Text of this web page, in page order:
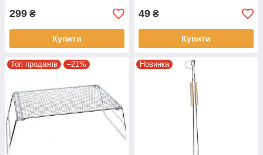
299 ₴
Купити
49 ₴
Купити
Топ продажів –21% Новинка